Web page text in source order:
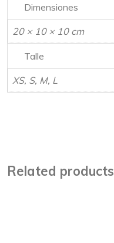
Dimensiones
20 × 10 × 10 cm
Talle
XS, S, M, L
Related products